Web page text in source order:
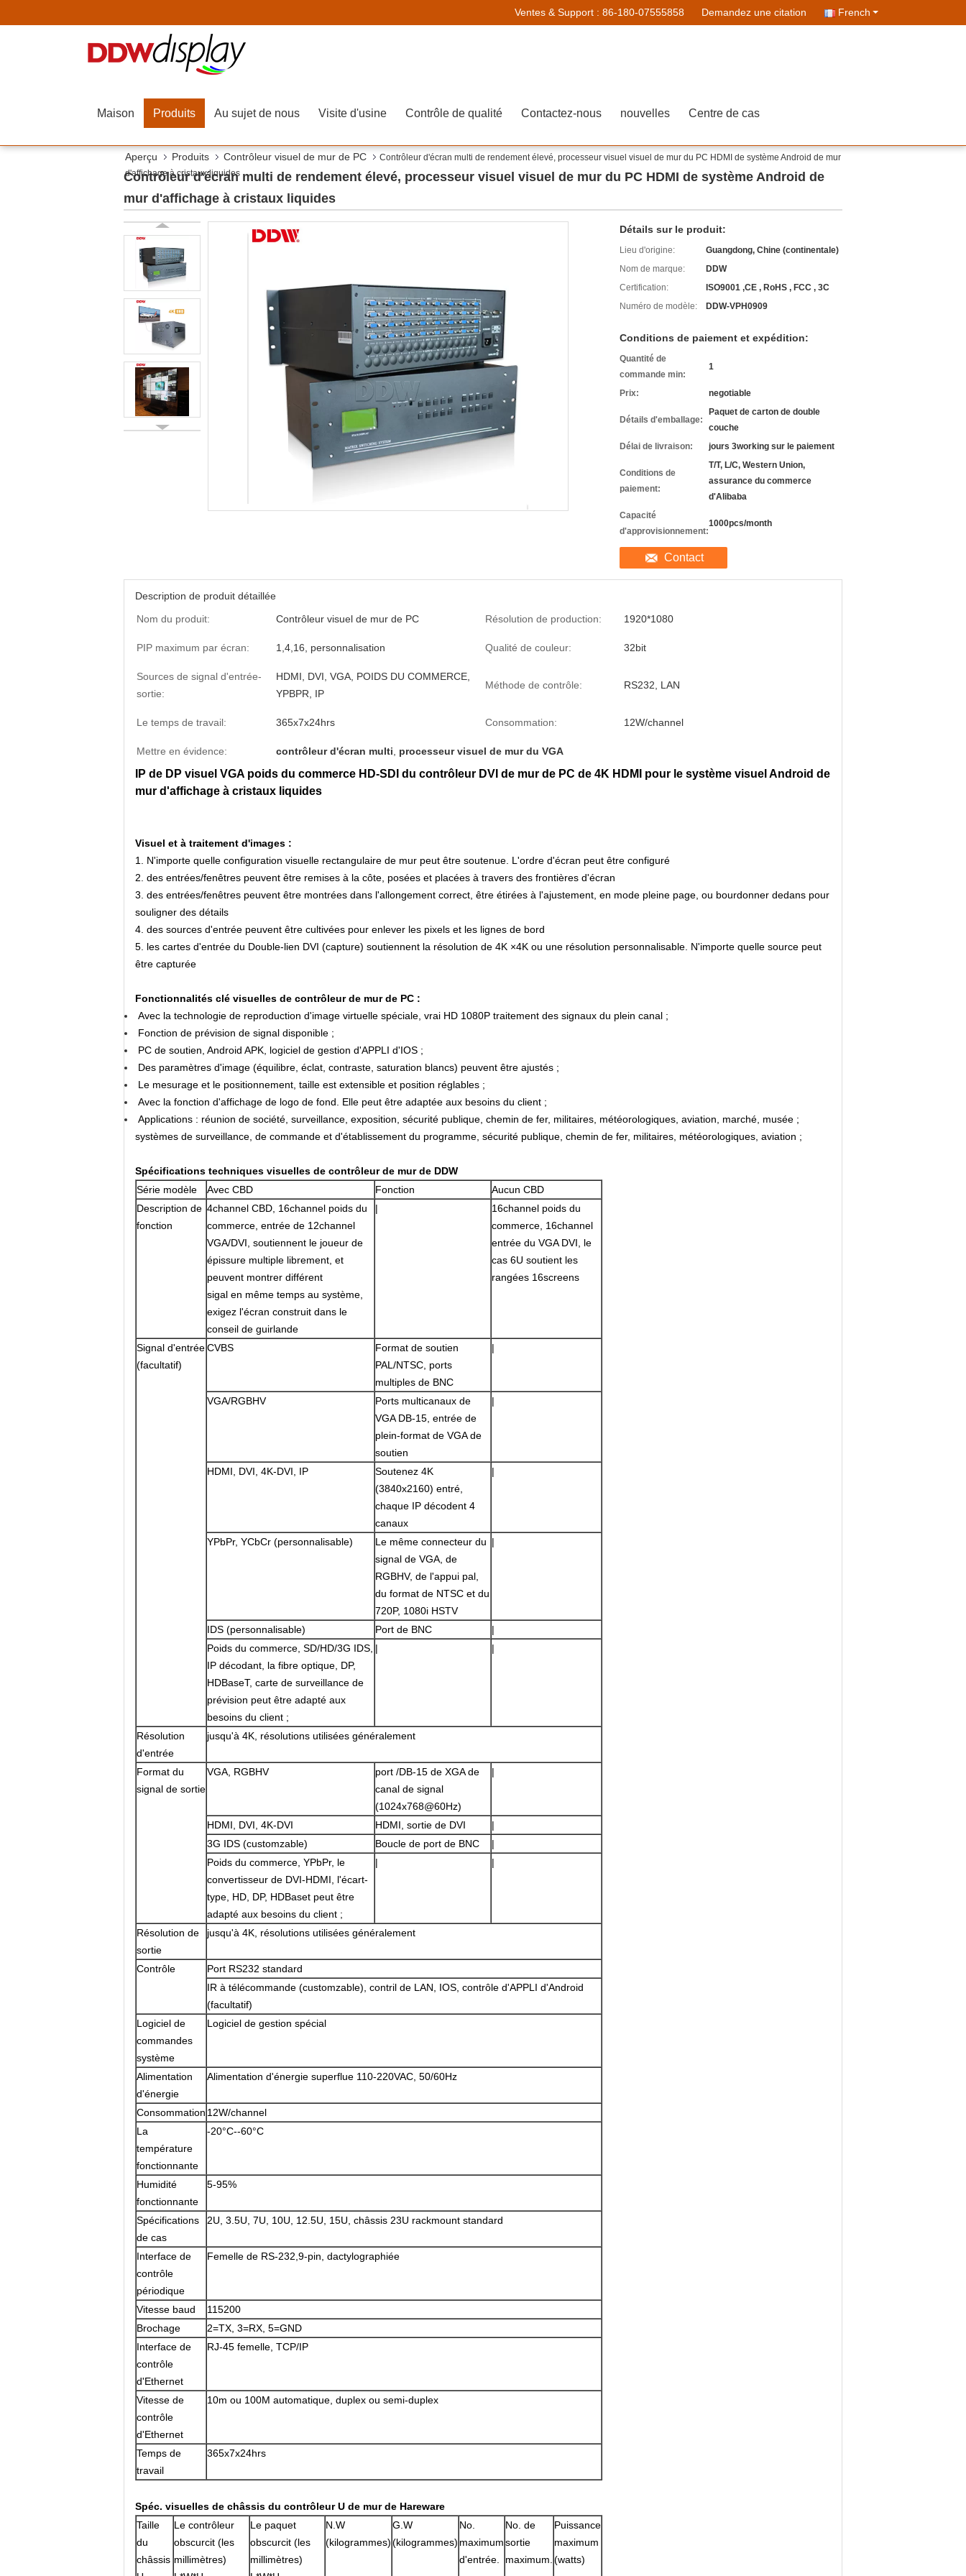
Laisser un message
Nous vous rappellerons bientôt!
Ventes & Support : 86-180-07555858 Demandez une citation French
Maison Produits Au sujet de nous Visite d'usine Contrôle de qualité Contactez-nous nouvelles Centre de cas
Aperçu Produits Contrôleur visuel de mur de PC
Contrôleur d'écran multi de rendement élevé, processeur visuel visuel de mur du PC HDMI de système Android de mur
d'affichage à cristaux liquides
Contrôleur d'écran multi de rendement élevé, processeur visuel visuel de mur du PC HDMI de système Android de
mur d'affichage à cristaux liquides
Détails sur le produit:
Lieu d'origine:
Guangdong, Chine (continentale)
Nom de marque:
DDW
Certification:
ISO9001 ,CE , RoHS , FCC , 3C
Numéro de modèle:
DDW-VPH0909
Conditions de paiement et expédition:
Quantité de
commande min:
1
Prix: negotiable
Détails d'emballage:
Paquet de carton de double
couche
Délai de livraison:
jours 3working sur le paiement
Conditions de
paiement:
T/T, L/C, Western Union,
assurance du commerce
d'Alibaba
Capacité
d'approvisionnement:
1000pcs/month
Contact
Description de produit détaillée
Nom du produit:
Contrôleur visuel de mur de PC Résolution de production: 1920*1080
PIP maximum par écran: 1,4,16, personnalisation Qualité de couleur: 32bit
Sources de signal d'entrée-
sortie:
HDMI, DVI, VGA, POIDS DU COMMERCE,
YPBPR, IP
Méthode de contrôle: RS232, LAN
Le temps de travail: 365x7x24hrs Consommation: 12W/channel
Mettre en évidence: contrôleur d'écran multi processeur visuel de mur du VGA
IP de DP visuel VGA poids du commerce HD-SDI du contrôleur DVI de mur de PC de 4K HDMI pour le système visuel Android de
mur d'affichage à cristaux liquides
Visuel et à traitement d'images :
1. N'importe quelle configuration visuelle rectangulaire de mur peut être soutenue. L'ordre d'écran peut être configuré
2. des entrées/fenêtres peuvent être remises à la côte, posées et placées à travers des frontières d'écran
3. des entrées/fenêtres peuvent être montrées dans l'allongement correct, être étirées à l'ajustement, en mode pleine page, ou bourdonner dedans pour
souligner des détails
4. des sources d'entrée peuvent être cultivées pour enlever les pixels et les lignes de bord
5. les cartes d'entrée du Double-lien DVI (capture) soutiennent la résolution de 4K ×4K ou une résolution personnalisable. N'importe quelle source peut
être capturée
Fonctionnalités clé visuelles de contrôleur de mur de PC :
Avec la technologie de reproduction d'image virtuelle spéciale, vrai HD 1080P traitement des signaux du plein canal ;
Fonction de prévision de signal disponible ;
PC de soutien, Android APK, logiciel de gestion d'APPLI d'IOS ;
Des paramètres d'image (équilibre, éclat, contraste, saturation blancs) peuvent être ajustés ;
Le mesurage et le positionnement, taille est extensible et position réglables ;
Avec la fonction d'affichage de logo de fond. Elle peut être adaptée aux besoins du client ;
Applications : réunion de société, surveillance, exposition, sécurité publique, chemin de fer, militaires, météorologiques, aviation, marché, musée ;
systèmes de surveillance, de commande et d'établissement du programme, sécurité publique, chemin de fer, militaires, météorologiques, aviation ;
Spécifications techniques visuelles de contrôleur de mur de DDW
Série modèle
Avec CBD Fonction
Aucun CBD
Description de
fonction
4channel CBD, 16channel poids du
commerce, entrée de 12channel
VGA/DVI, soutiennent le joueur de
épissure multiple librement, et
peuvent montrer différent
sigal en même temps au système,
exigez l'écran construit dans le
conseil de guirlande
|
16channel poids du
commerce, 16channel
entrée du VGA DVI, le
cas 6U soutient les
rangées 16screens
Signal d'entrée
(facultatif)
CVBS
Format de soutien
PAL/NTSC, ports
multiples de BNC
|
VGA/RGBHV
Ports multicanaux de
VGA DB-15, entrée de
plein-format de VGA de
soutien
|
HDMI, DVI, 4K-DVI, IP
Soutenez 4K
(3840x2160) entré,
chaque IP décodent 4
canaux
|
YPbPr, YCbCr (personnalisable)
Le même connecteur du
signal de VGA, de
RGBHV, de l'appui pal,
du format de NTSC et du
720P, 1080i HSTV
|
IDS (personnalisable) Port de BNC
|
Poids du commerce, SD/HD/3G IDS,
IP décodant, la fibre optique, DP,
HDBaseT, carte de surveillance de
prévision peut être adapté aux
besoins du client ;
| |
Résolution
d'entrée
jusqu'à 4K, résolutions utilisées généralement
Format du
signal de sortie
VGA, RGBHV
port /DB-15 de XGA de
canal de signal
(1024x768@60Hz)
|
HDMI, DVI, 4K-DVI HDMI, sortie de DVI
|
3G IDS (customzable)
Boucle de port de BNC
|
Poids du commerce, YPbPr, le
convertisseur de DVI-HDMI, l'écart-
type, HD, DP, HDBaset peut être
adapté aux besoins du client ;
| |
Résolution de
sortie
jusqu'à 4K, résolutions utilisées généralement
Contrôle
Port RS232 standard
IR à télécommande (customzable), contril de LAN, IOS, contrôle d'APPLI d'Android
(facultatif)
Logiciel de
commandes
système
Logiciel de gestion spécial
Alimentation
d'énergie
Alimentation d'énergie superflue 110-220VAC, 50/60Hz
Consommation 12W/channel
La
température
fonctionnante
-20°C--60°C
Humidité
fonctionnante
5-95%
Spécifications
de cas
2U, 3.5U, 7U, 10U, 12.5U, 15U, châssis 23U rackmount standard
Interface de
contrôle
périodique
Femelle de RS-232,9-pin, dactylographiée
Vitesse baud
115200
Brochage
2=TX, 3=RX, 5=GND
Interface de
contrôle
d'Ethernet
RJ-45 femelle, TCP/IP
Vitesse de
contrôle
d'Ethernet
10m ou 100M automatique, duplex ou semi-duplex
Temps de
travail
365x7x24hrs
Spéc. visuelles de châssis du contrôleur U de mur de Hareware
Taille
du
châssis
Le contrôleur
obscurcit (les
millimètres)
Le paquet
obscurcit (les
millimètres)
N.W
(kilogrammes)
G.W
(kilogrammes)
No.
maximum
d'entrée.
No. de
sortie
maximum.
Puissance
maximum
(watts)